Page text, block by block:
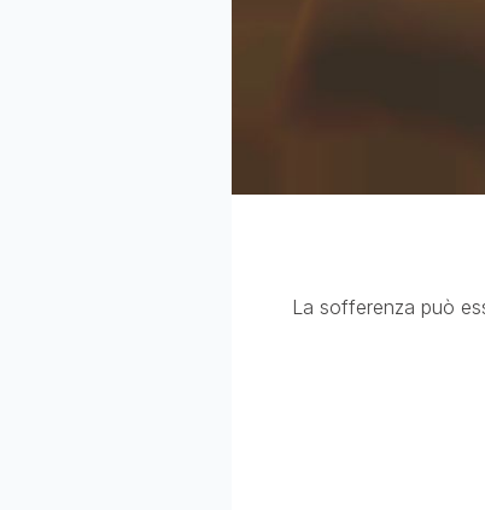
La sofferenza può